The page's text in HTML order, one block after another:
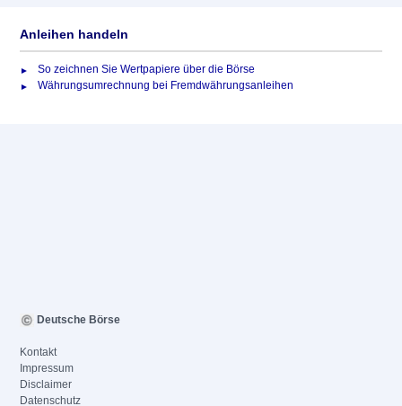
Anleihen handeln
So zeichnen Sie Wertpapiere über die Börse
Währungsumrechnung bei Fremdwährungsanleihen
Deutsche Börse
Kontakt
Impressum
Disclaimer
Datenschutz